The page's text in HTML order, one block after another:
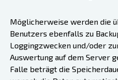
Möglicherweise werden die
Benutzers ebenfalls zu
Loggingzwecken und/oder
Auswertung auf dem Server
Falle beträgt die